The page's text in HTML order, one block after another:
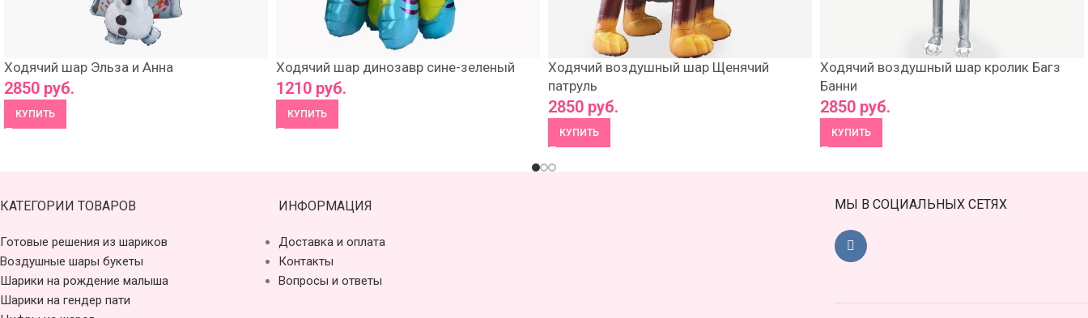
Ходячий шар Эльза и Анна
2850 руб.
КУПИТЬ
Ходячий шар динозавр сине-зеленый
1210 руб.
КУПИТЬ
Ходячий воздушный шар Щенячий
патруль
2850 руб.
КУПИТЬ
Ходячий воздушный шар кролик Багз
Банни
2850 руб.
КУПИТЬ
КАТЕГОРИИ ТОВАРОВ
Готовые решения из шариков
Воздушные шары букеты
Шарики на рождение малыша
Шарики на гендер пати
ИНФОРМАЦИЯ
Доставка и оплата
Контакты
Вопросы и ответы
МЫ В СОЦИАЛЬНЫХ СЕТЯХ